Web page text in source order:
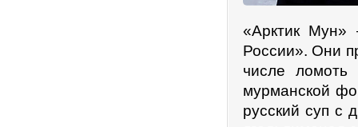
«Арктик Мун»
России». Они
числе ломоть
мурманской
русский суп с